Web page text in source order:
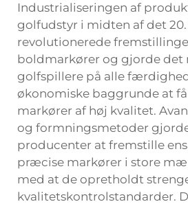
Industrialiseringen af
golfudstyr i midten af det
revolutionerede
boldmarkører og gjorde
golfspillere på alle
økonomiske baggrunde at
markører af høj kvalitet.
og formningsmetoder
producenter at fremstille
præcise markører i store
med at de opretholdt
kvalitetskontrolstandarder.